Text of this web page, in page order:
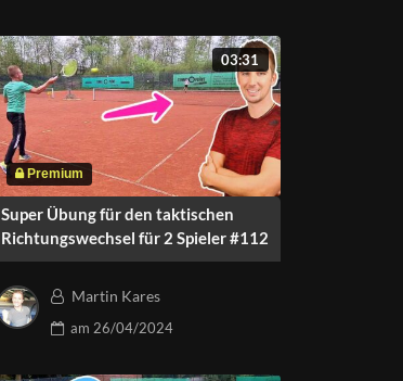
03:31
Super Übung für den taktischen
Richtungswechsel für 2 Spieler #112
Martin Kares
am 26/04/2024